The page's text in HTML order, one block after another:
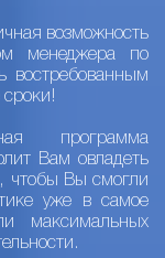
возможность
менеджера по
востребованным
программа
Вам овладеть
чтобы Вы смогли
уже в самое
максимальных